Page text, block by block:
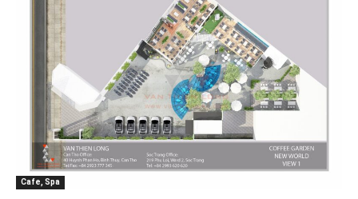
Cafe, Spa